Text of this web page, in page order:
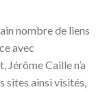
nombre de liens
avec
Jérôme Caille n’a
sites ainsi visités,